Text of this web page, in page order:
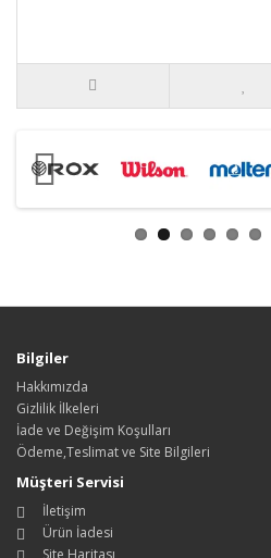
Bilgiler
Hakkımızda
Gizlilik İlkeleri
İade ve Değişim Koşulları
Ödeme,Teslimat ve Site Bilgileri
Müşteri Servisi
İletişim
Ürün İadesi